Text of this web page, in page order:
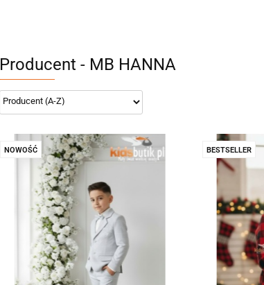
Producent - MB HANNA
NOWOŚĆ BESTSELLER